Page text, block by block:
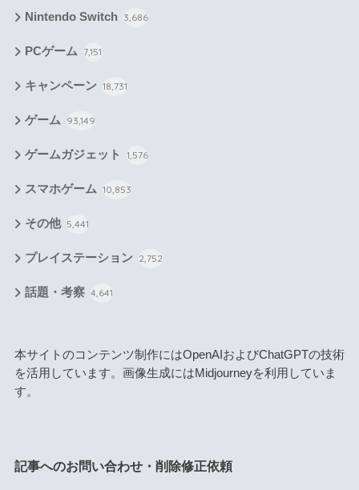
Nintendo Switch 3,686
PCゲーム 7,151
キャンペーン 18,731
ゲーム 93,149
ゲームガジェット 1,576
スマホゲーム 10,853
その他 5,441
プレイステーション 2,752
話題・考察 4,641
本サイトのコンテンツ制作にはOpenAIおよびChatGPTの技術
を活用しています。画像生成にはMidjourneyを利用していま
す。
記事へのお問い合わせ・削除修正依頼